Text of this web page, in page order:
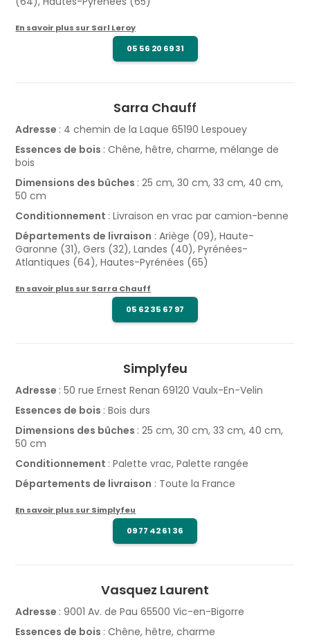
En savoir plus sur Sarl Leroy
05 56 20 69 31
Sarra Chauff
Adresse : 4 chemin de la Laque 65190 Lespouey
Essences de bois : Chêne, hêtre, charme, mélange de
bois
Dimensions des bûches : 25 cm, 30 cm, 33 cm, 40 cm,
50 cm
Conditionnement : Livraison en vrac par camion-benne
Départements de livraison : Ariège (09), Haute-
Garonne (31), Gers (32), Landes (40), Pyrénées-
Atlantiques (64), Hautes-Pyrénées (65)
En savoir plus sur Sarra Chauff
05 62 35 67 97
Simplyfeu
Adresse : 50 rue Ernest Renan 69120 Vaulx-En-Velin
Essences de bois : Bois durs
Dimensions des bûches : 25 cm, 30 cm, 33 cm, 40 cm,
50 cm
Conditionnement : Palette vrac, Palette rangée
Départements de livraison : Toute la France
En savoir plus sur Simplyfeu
09 77 42 61 36
Vasquez Laurent
Adresse : 9001 Av. de Pau 65500 Vic-en-Bigorre
Essences de bois : Chêne, hêtre, charme